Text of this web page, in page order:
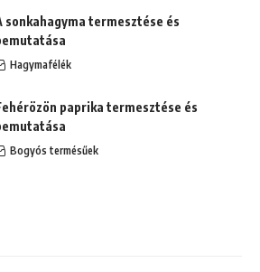
sonkahagyma termesztése és
Hagymafélék
paprika termesztése és
Bogyós termésűek